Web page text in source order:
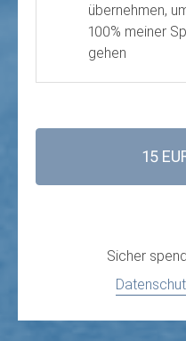
übernehmen,
100% meiner
gehen
15
Sicher